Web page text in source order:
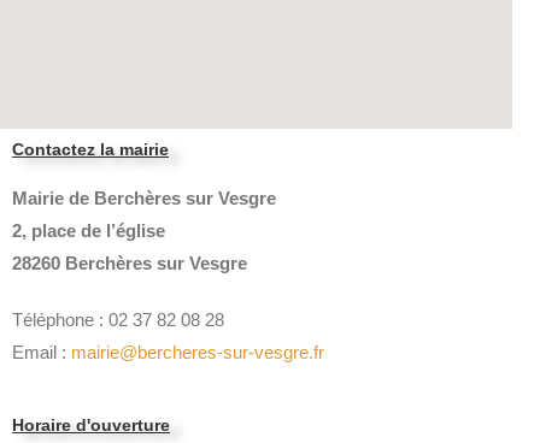
Contactez la mairie
Mairie de Berchères sur Vesgre
2, place de l’église
28260 Berchères sur Vesgre
Téléphone : 02 37 82 08 28
Email : mairie@bercheres-sur-vesgre.fr
Horaire d'ouverture